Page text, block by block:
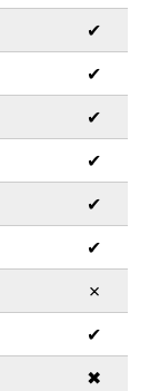
✔
✔
✔
✔
✔
✔
✗
✔
✖